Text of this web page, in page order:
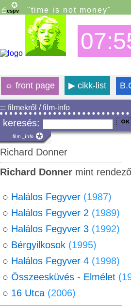
"time is not money"
☼ front page ▶cikk-list
::: filmekről / film-info
keresés:
Richard Donner
Richard Donnermint
○ Halálos Fegyver (1987)
○ Halálos Fegyver 2 (1989)
○ Halálos Fegyver 3 (1992)
○ Bérgyilkosok (1995)
○ Halálos Fegyver 4 (1998)
○ Összeesküvés - Elmélet
○ 16 Utca (2006)